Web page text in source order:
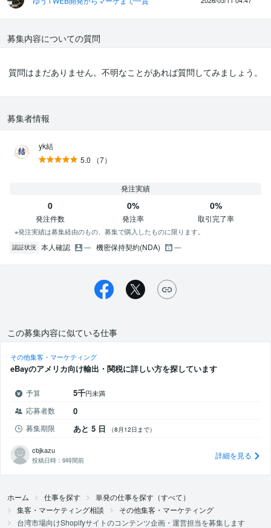
募集内容についての質問
質問はまだありません。不明なことがあれば質問してみましょう。
募集者情報
yk結
5.0
（7）
発注実績
0
発注件数
0%
発注率
0%
取引完了率
※発注実績は募集経由のもの、募集で購入したものに限ります。
認証状況 本人確認 機密保持契約(NDA)
この募集内容に似ている仕事
その他集客・マーケティング
eBayのアメリカ向け輸出・関税に詳しい方を探しています
予算 5千円未満
応募者数 0
募集期限 あと 5 日 （8月12日まで）
cbjkazu
投稿日時： 9時間前 詳細を見る
ホーム 仕事を探す
単発の仕事を探す（すべて）
集客・マーケティング相談
その他集客・マーケティング
台湾市場向けShopifyサイトのコンテンツ企画・運営担当を募集します